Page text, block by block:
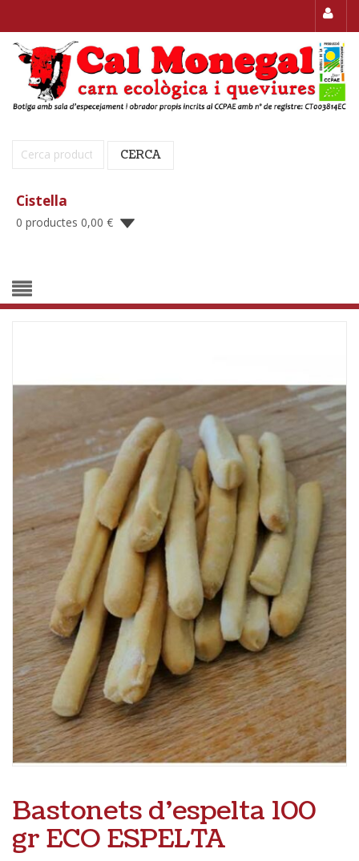
Cerca: CERCA
Cistella
0 productes 0,00 €
Bastonets d’espelta 100
gr ECO ESPELTA